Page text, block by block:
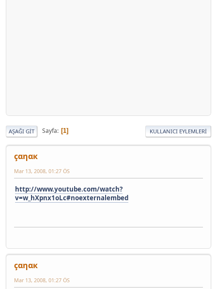
AŞAĞI GIT Sayfa 1 KULLANICI EYLEMLERI
çαηαк
Mar 13, 2008, 01:27 ÖS
http://www.youtube.com/watch?
v=w_hXpnx1oLc#noexternalembed
çαηαк
Mar 13, 2008, 01:27 ÖS